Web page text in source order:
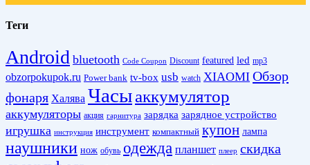
Теги
Android bluetooth Code Coupon Discount featured led mp3
obzorpokupok.ru Power bank tv-box usb watch XIAOMI Обзор
фонаря Халява Часыаккумулятор
аккумуляторы акция гарнитура зарядка зарядное устройство
игрушка инструкция инструмент компактный купон лампа
наушники нож обувь одежда планшет плеер скидка